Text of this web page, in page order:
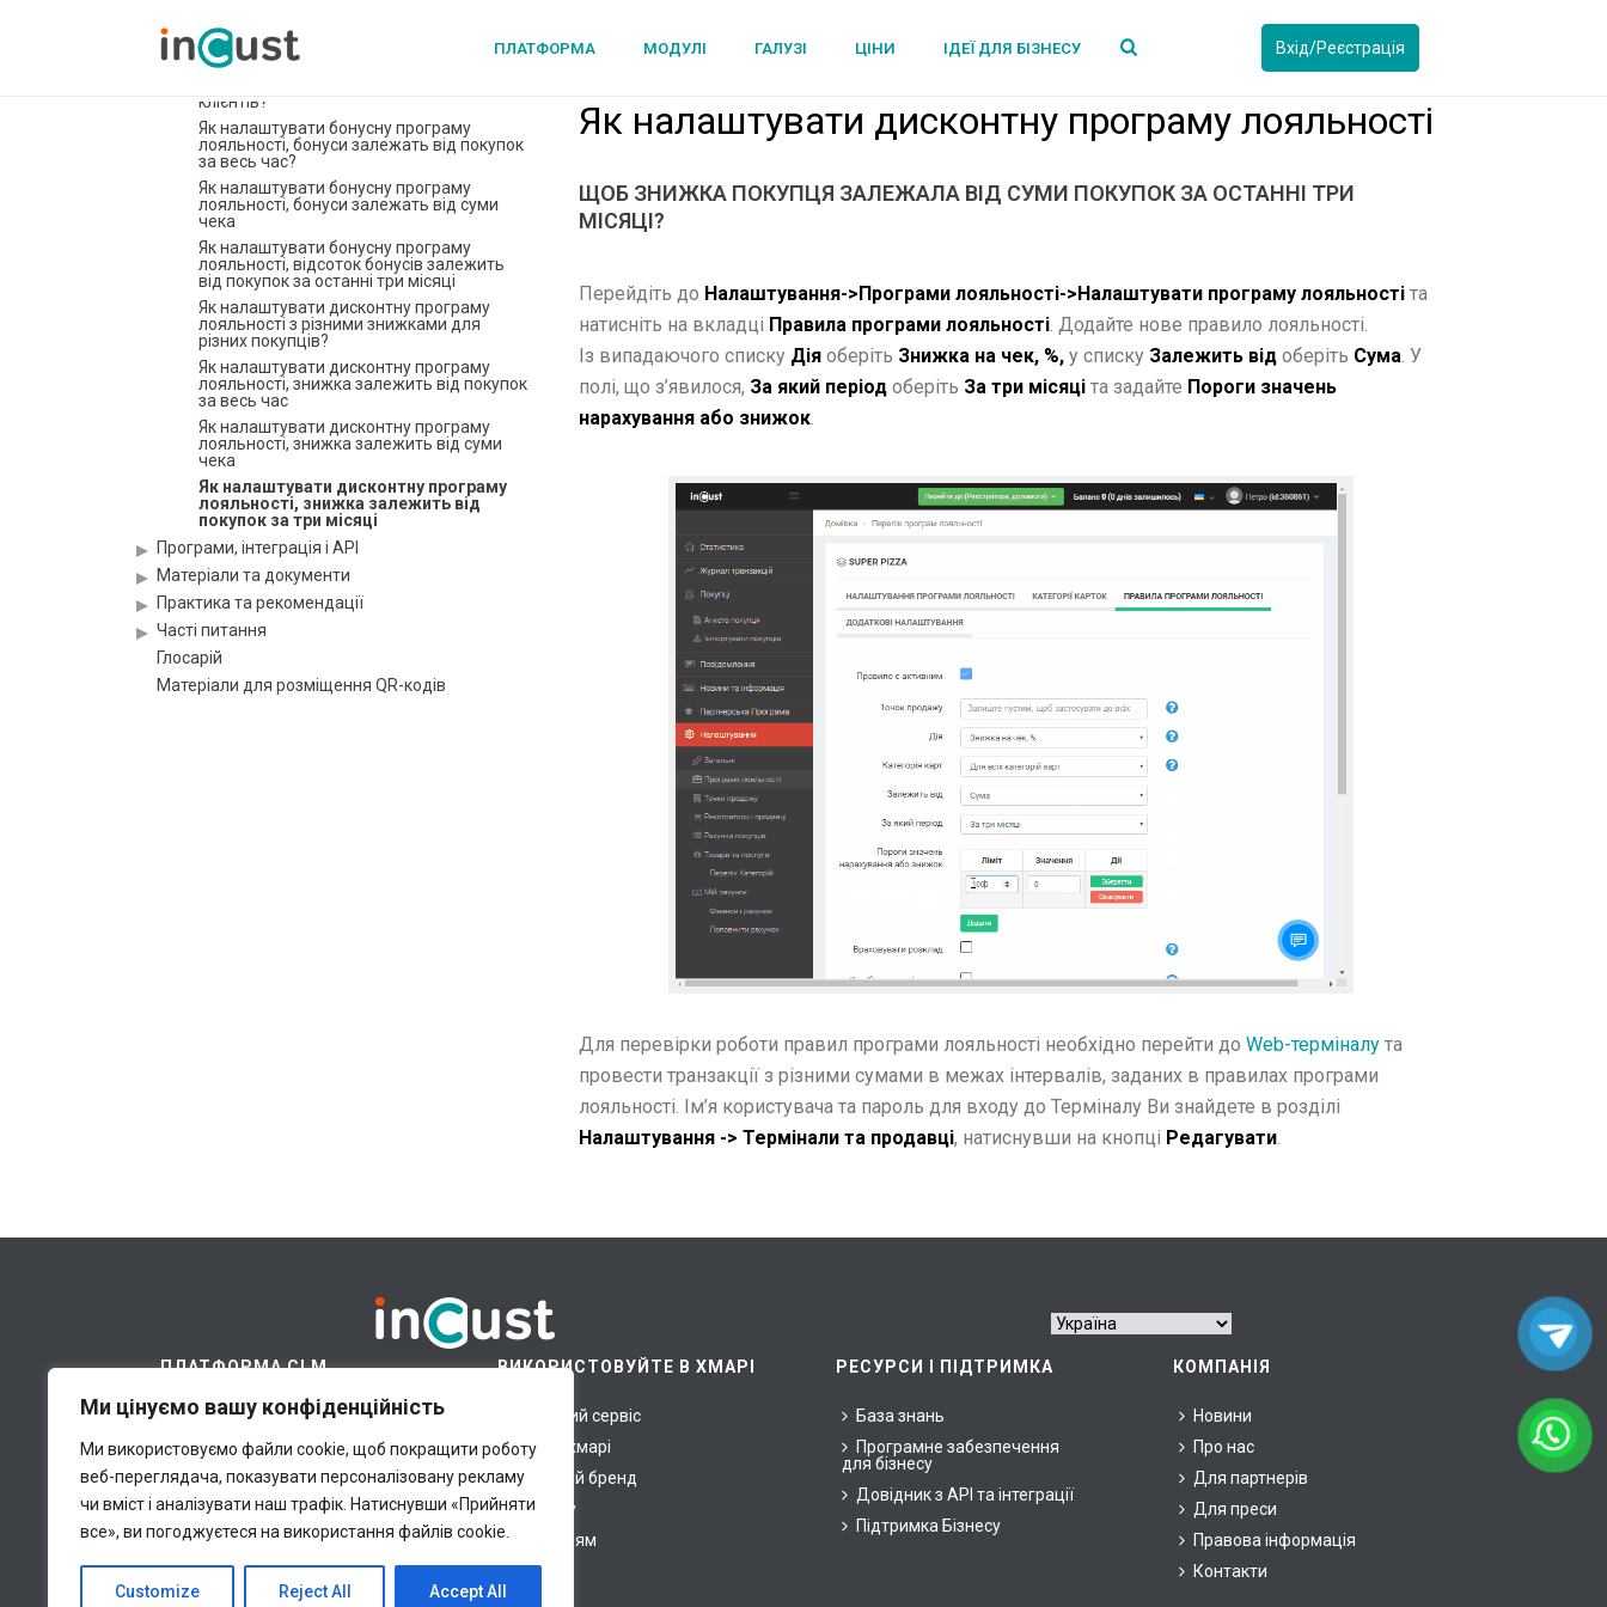
Ми цінуємо вашу конфіденційність
Ми використовуємо файли cookie, щоб покращити роботу
веб-переглядача, показувати персоналізовану рекламу
чи вміст і аналізувати наш трафік. Натиснувши «Прийняти
все», ви погоджуєтеся на використання файлів cookie.
Customize Reject All Accept All
ПЛАТФОРМА МОДУЛІ ГАЛУЗІ ЦІНИ ІДЕЇ ДЛЯ БІЗНЕСУ Вхід/Реєстрація
Типові програми лояльності, налаштування
Як налаштувати бонусну програму
клієнтів?
Як налаштувати бонусну програму
лояльності, бонуси залежать від покупок
за весь час?
Як налаштувати бонусну програму
лояльності, бонуси залежать від суми
чека
Як налаштувати бонусну програму
лояльності, відсоток бонусів залежить
від покупок за останні три місяці
Як налаштувати дисконтну програму
лояльності з різними знижками для
різних покупців?
Як налаштувати дисконтну програму
лояльності, знижка залежить від покупок
за весь час
Як налаштувати дисконтну програму
лояльності, знижка залежить від суми
чека
Як налаштувати дисконтну програму
лояльності, знижка залежить від
покупок за три місяці
Програми, інтеграція і API
Матеріали та документи
Практика та рекомендації
Часті питання
Глосарій
Матеріали для розміщення QR-кодів
Як налаштувати дисконтну програму лояльності
ЩОБ ЗНИЖКА ПОКУПЦЯ ЗАЛЕЖАЛА ВІД СУМИ ПОКУПОК ЗА ОСТАННІ ТРИ
МІСЯЦІ?
Перейдіть до Налаштування->Програми лояльності->Налаштувати програму лояльностіта
натисніть на вкладці Правила програми лояльності. Додайте нове правило лояльності.
Із випадаючого списку Діяоберіть Знижка на чек, %,у списку Залежить відоберіть Сума. У
полі, що з’явилося, За який періодоберіть За три місяціта задайте Пороги значень
нарахування або знижок.
Для перевірки роботи правил програми лояльності необхідно перейти до Web-терміналута
провести транзакції з різними сумами в межах інтервалів, заданих в правилах програми
лояльності. Ім’я користувача та пароль для входу до Терміналу Ви знайдете в розділі
Налаштування -> Термінали та продавці, натиснувши на кнопці Редагувати.
ПЛАТФОРМА CLM
Платформа
Модулі
Галузі
Ціни
Ідеї для бізнесу
ВИКОРИСТОВУЙТЕ В ХМАРІ
Хмарний сервіс
Ціни у хмарі
Власний бренд
Бізнесу
Покупцям
РЕСУРСИ І ПІДТРИМКА
База знань
Програмне забезпечення
для бізнесу
Довідник з API та інтеграції
Підтримка Бізнесу
КОМПАНІЯ
Новини
Про нас
Для партнерів
Для преси
Правова інформація
Контакти